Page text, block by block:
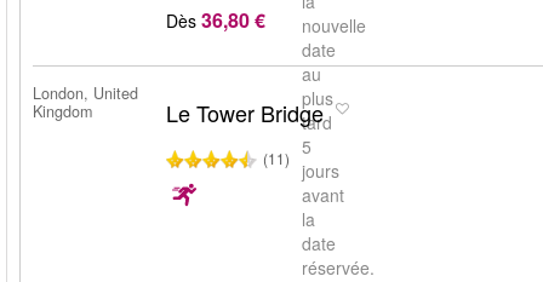
nouvelle
date
au
plus
tard
5
jours
avant
la
date
réservée.
Dès 36,80 €
London, United
Kingdom
Le Tower Bridge
(11)